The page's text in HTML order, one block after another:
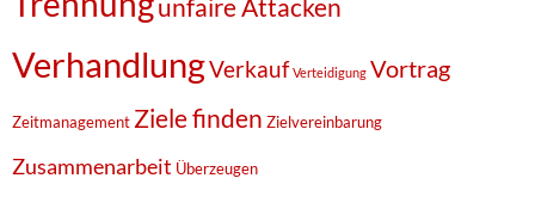
unfaire Attacken
VerhandlungVerkauf Verteidigung Vortrag
Zeitmanagement Ziele finden Zielvereinbarung
Zusammenarbeit Überzeugen